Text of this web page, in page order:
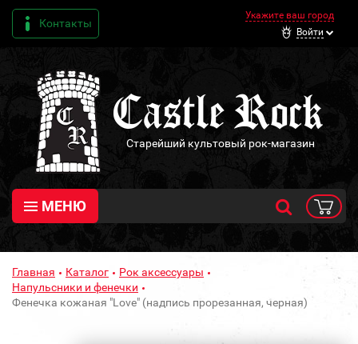
Контакты
Укажите ваш город
Войти
Старейший культовый рок-магазин
МЕНЮ
Главная Каталог
Рок аксессуары
Напульсники и фенечки
Фенечка кожаная "Love" (надпись прорезанная, черная)